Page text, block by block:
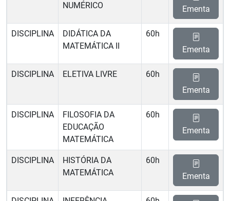
NUMÉRICO
Ementa
DISCIPLINA
DIDÁTICA DA
MATEMÁTICA II
60h
Ementa
DISCIPLINA ELETIVA LIVRE
60h
Ementa
DISCIPLINA
FILOSOFIA DA
EDUCAÇÃO
MATEMÁTICA
60h
Ementa
DISCIPLINA
HISTÓRIA DA
MATEMÁTICA
60h
Ementa